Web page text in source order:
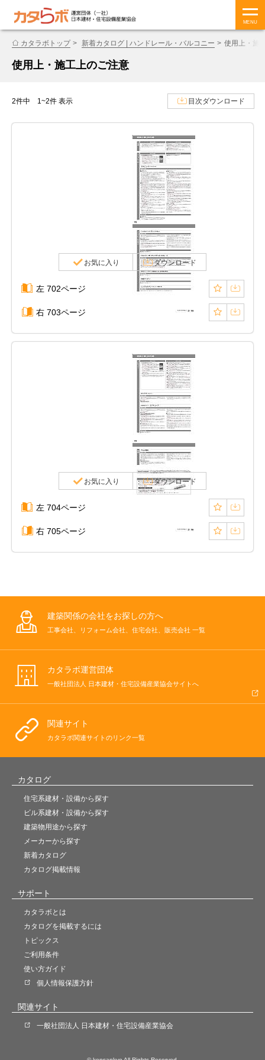
MENU
カタラボトップ 新着カタログ | ハンドレール・バルコニー 使用上・施
使用上・施工上のご注意
2件中 1~2件 表示 目次ダウンロード
お気に入り ダウンロード
左 702ページ
右 703ページ
お気に入り ダウンロード
左 704ページ
右 705ページ
建築関係の会社をお探しの方へ
工事会社、リフォーム会社、住宅会社、販売会社 一覧
カタラボ運営団体
一般社団法人 日本建材・住宅設備産業協会サイトへ
関連サイト
カタラボ関連サイトのリンク一覧
カタログ
住宅系建材・設備から探す
ビル系建材・設備から探す
建築物用途から探す
メーカーから探す
新着カタログ
カタログ掲載情報
サポート
カタラボとは
カタログを掲載するには
トピックス
ご利用条件
使い方ガイド
個人情報保護方針
関連サイト
一般社団法人 日本建材・住宅設備産業協会